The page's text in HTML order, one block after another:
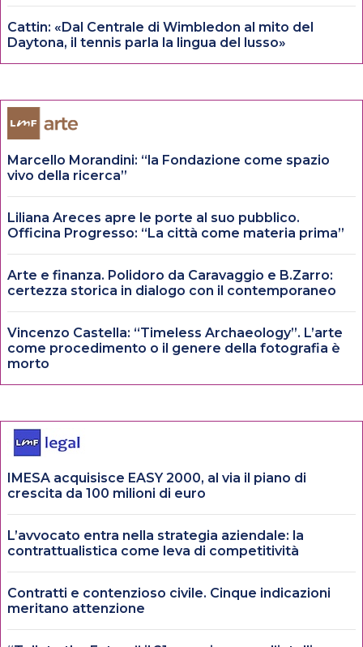
Cattin: «Dal Centrale di Wimbledon al mito del
Daytona, il tennis parla la lingua del lusso»
Marcello Morandini: “la Fondazione come spazio
vivo della ricerca”
Liliana Areces apre le porte al suo pubblico.
Officina Progresso: “La città come materia prima”
Arte e finanza. Polidoro da Caravaggio e B.Zarro:
certezza storica in dialogo con il contemporaneo
Vincenzo Castella: “Timeless Archaeology”. L’arte
come procedimento o il genere della fotografia è
morto
IMESA acquisisce EASY 2000, al via il piano di
crescita da 100 milioni di euro
L’avvocato entra nella strategia aziendale: la
contrattualistica come leva di competitività
Contratti e contenzioso civile. Cinque indicazioni
meritano attenzione